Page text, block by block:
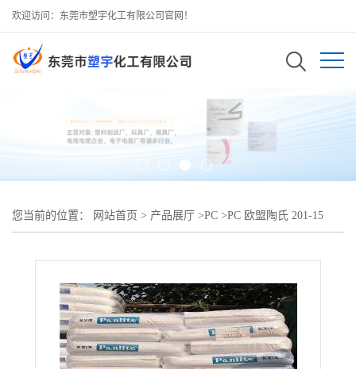
欢迎访问：东莞市塑宇化工有限公司官网！
您当前的位置： 网站首页 > 产品展厅 >PC >PC 欧盟陶氏 201-15